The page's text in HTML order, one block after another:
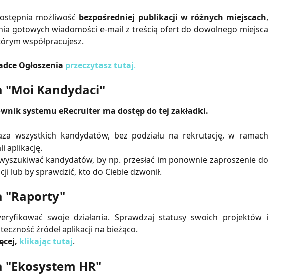
możliwość bezpośredniej publikacji w różnych miejscach,
gotowych wiadomości e-mail z treścią ofert do dowolnego miejsca
współpracujesz.
Ogłoszenia przeczytasz tutaj.
"Moi Kandydaci"
systemu eRecruiter ma dostęp do tej zakładki.
wszystkich kandydatów, bez podziału na rekrutację, w ramach
aplikację.
kandydatów, by np. przesłać im ponownie zaproszenie do
lub by sprawdzić, kto do Ciebie dzwonił.
"Raporty"
swoje działania. Sprawdzaj statusy swoich projektów i
źródeł aplikacji na bieżąco.
klikając tutaj.
"Ekosystem HR"